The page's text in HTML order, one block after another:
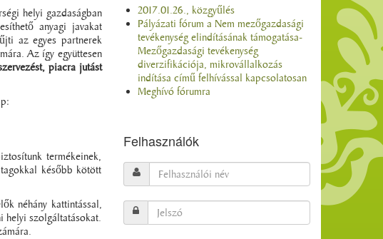
helyi gazdaságban
anyagi javakat
az egyes partnerek
Az így együttesen
piacra jutást
termékeinek,
később kötött
néhány kattintással,
helyi szolgáltatásokat.
2017.01.26., közgyűlés
Pályázati fórum a Nem mezőgazdasági
tevékenység elindításának támogatása-
Mezőgazdasági tevékenység
diverzifikációja, mikrovállalkozás
indítása című felhívással kapcsolatosan
Meghívó fórumra
Felhasználók